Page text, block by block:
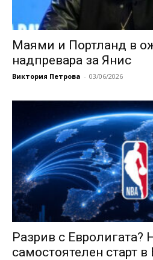
Маями и Портланд в
надпревара за Янис
Виктория Петрова - 03/06/2026
Разрив с
самостоятелен старт в